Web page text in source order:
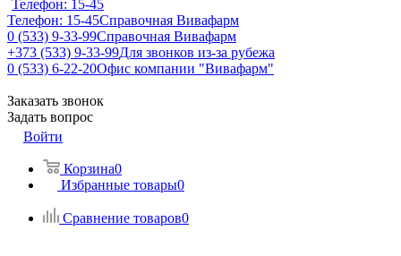
Телефон: 15-45
Телефон: 15-45Справочная Вивафарм
0 (533) 9-33-99Справочная Вивафарм
+373 (533) 9-33-99Для звонков из-за рубежа
0 (533) 6-22-20Офис компании "Вивафарм"
Заказать звонок
Задать вопрос
Войти
Корзина0
Избранные товары0
Сравнение товаров0